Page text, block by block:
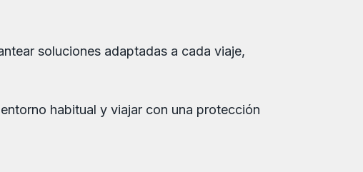
soluciones adaptadas a cada viaje,
habitual y viajar con una protección